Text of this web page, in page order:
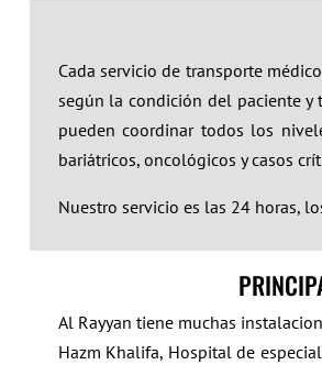
Cada servicio de transporte
según la condición del paciente y
pueden coordinar todos los
bariátricos, oncológicos y casos
Nuestro servicio es las 24 horas,
Al Rayyan tiene muchas
Hazm Khalifa, Hospital de